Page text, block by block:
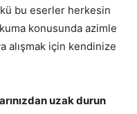
bu eserler herkesin
konusunda azimle
alışmak için kendinize
uzak durun